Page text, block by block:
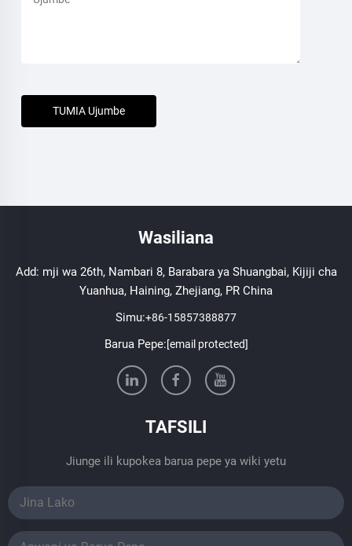
TUMIA Ujumbe
Wasiliana
Add: mji wa 26th, Nambari 8, Barabara ya Shuangbai, Kijiji cha
Yuanhua, Haining, Zhejiang, PR China
Simu:+86-15857388877
Barua Pepe:[email protected]
TAFSILI
Jiunge ili kupokea barua pepe ya wiki yetu